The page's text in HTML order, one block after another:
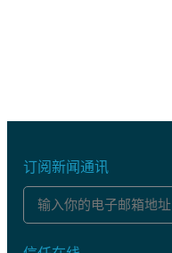
订阅新闻通讯